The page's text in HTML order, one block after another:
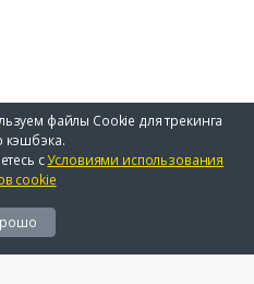
файлы Cookie для трекинга
кэшбэка.
сУсловиями использования
cookie